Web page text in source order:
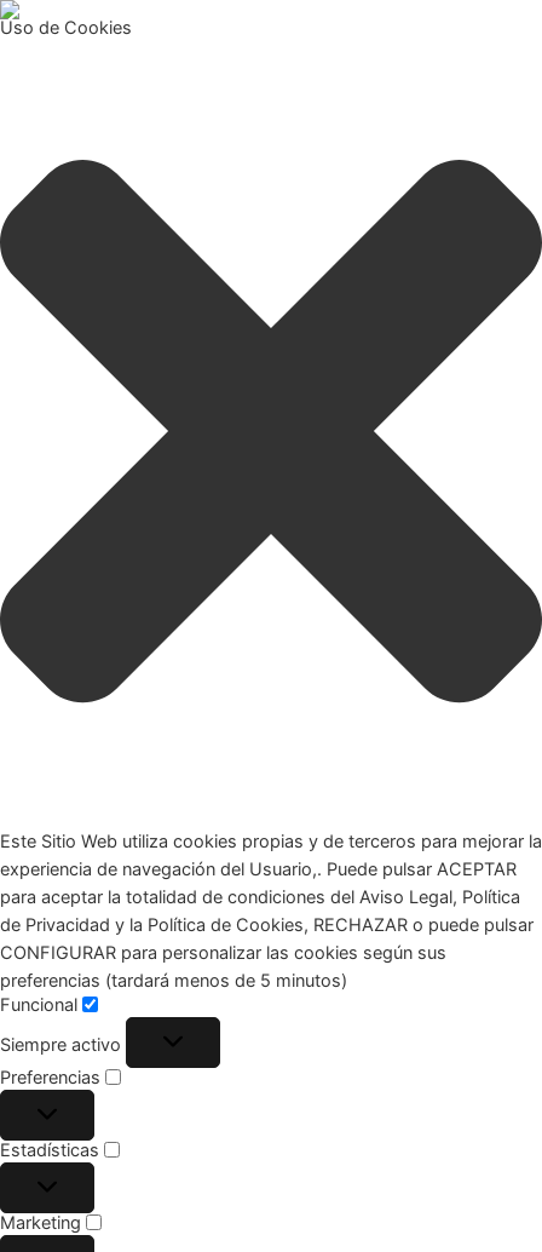
Uso de Cookies
Este Sitio Web utiliza cookies propias y de terceros para mejorar la
experiencia de navegación del Usuario,. Puede pulsar ACEPTAR
para aceptar la totalidad de condiciones del Aviso Legal, Política
de Privacidad y la Política de Cookies, RECHAZAR o puede pulsar
CONFIGURAR para personalizar las cookies según sus
preferencias (tardará menos de 5 minutos)
Funcional
Siempre activo
Preferencias
Estadísticas
Marketing